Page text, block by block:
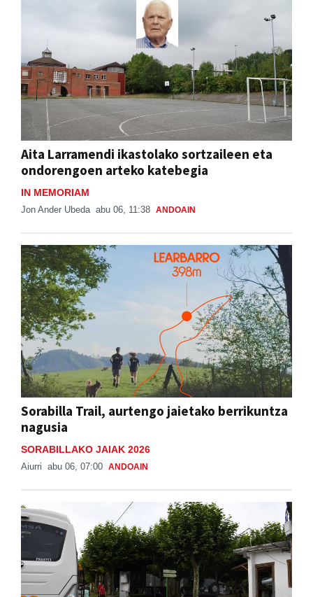
Aita Larramendi ikastolako sortzaileen eta
ondorengoen arteko katebegia
IN MEMORIAM
Jon Ander Ubeda abu 06, 11:38 ANDOAIN
Sorabilla Trail, aurtengo jaietako berrikuntza
nagusia
SORABILLAKO JAIAK 2026
Aiurri abu 06, 07:00 ANDOAIN